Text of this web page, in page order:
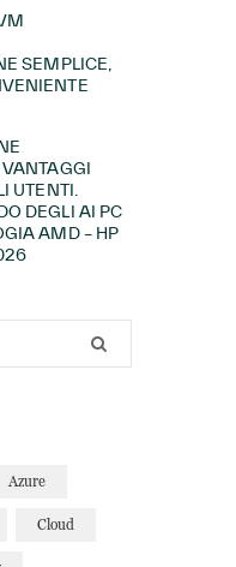
SEMPLICE,
UTENTI.
DEGLI AI PC
AMD – HP
Azure
Cloud